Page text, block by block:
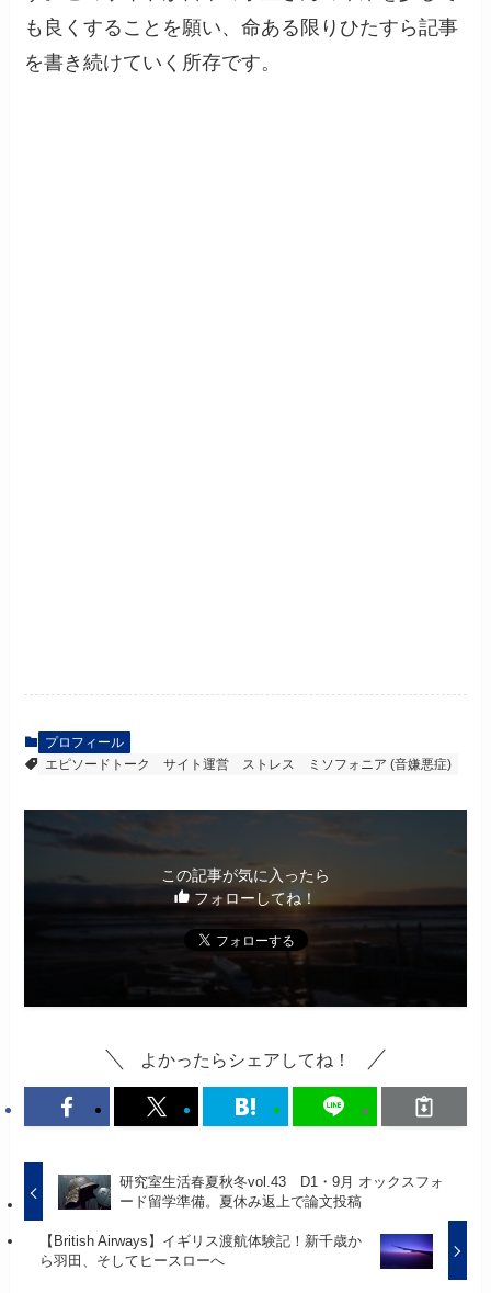
も良くすることを願い、命ある限りひたすら記事
を書き続けていく所存です。
プロフィール
エピソードトーク
サイト運営 ストレス ミソフォニア (音嫌悪症)
この記事が気に入ったら
フォローしてね！
よかったらシェアしてね！
研究室生活春夏秋冬vol.43 D1・9月 オックスフォ
ード留学準備。夏休み返上で論文投稿
【British Airways】イギリス渡航体験記！新千歳か
ら羽田、そしてヒースローへ